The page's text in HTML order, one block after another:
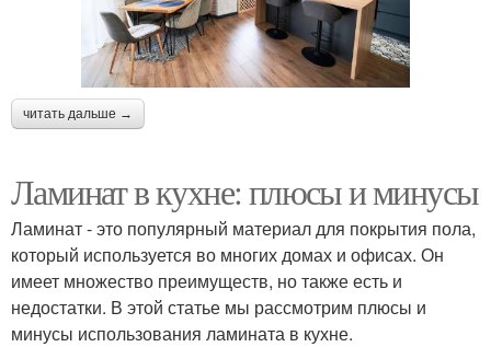
читать дальше →
Ламинат в кухне: плюсы и минусы
Ламинат - это популярный материал для покрытия пола,
который используется во многих домах и офисах. Он
имеет множество преимуществ, но также есть и
недостатки. В этой статье мы рассмотрим плюсы и
минусы использования ламината в кухне.